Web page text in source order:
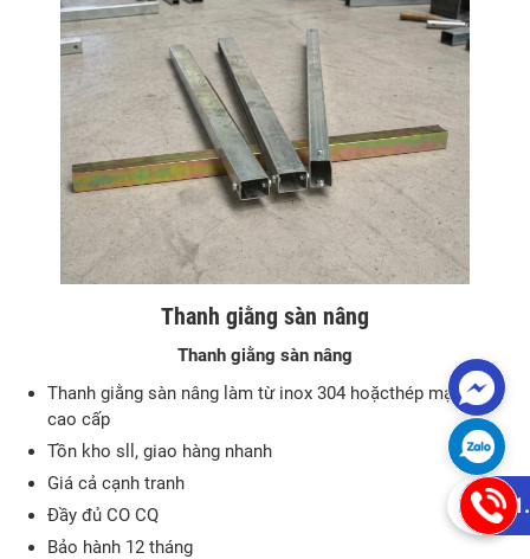
Thanh giằng sàn nâng
Thanh giằng sàn nâng
Thanh giằng sàn nâng làm từ inox 304 hoặcthép mạ kẽm
cao cấp
Tồn kho sll, giao hàng nhanh
Giá cả cạnh tranh
Đầy đủ CO CQ
Bảo hành 12 tháng